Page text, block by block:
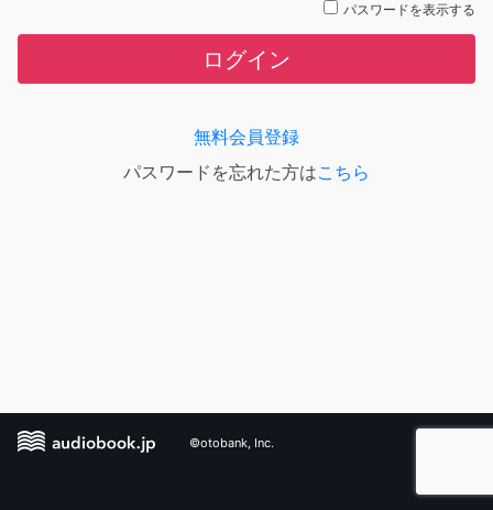
パスワードを表示する
ログイン
無料会員登録
パスワードを忘れた方はこちら
©otobank, Inc.